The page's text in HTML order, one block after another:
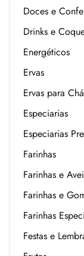
Doces e
Drinks e
Energéticos
Ervas
Ervas para Chá
Especiarias
Especiarias
Farinhas
Farinhas e
Farinhas e
Farinhas
Festas e